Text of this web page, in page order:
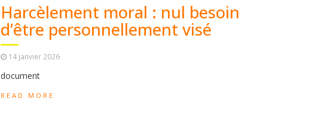
Harcèlement moral : nul besoin
d’être personnellement visé
14 janvier 2026
document
READ MORE